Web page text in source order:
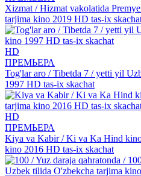
Xizmat / Hizmat vakolatida
tarjima kino 2019 HD tas-ix
HD
ПРЕМЬЕРА
Tog'lar aro / Tibetda 7 / yetti yil
1997 HD tas-ix skachat
HD
ПРЕМЬЕРА
Kiya va Kabir / Ki va Ka Hind
kino 2016 HD tas-ix skachat